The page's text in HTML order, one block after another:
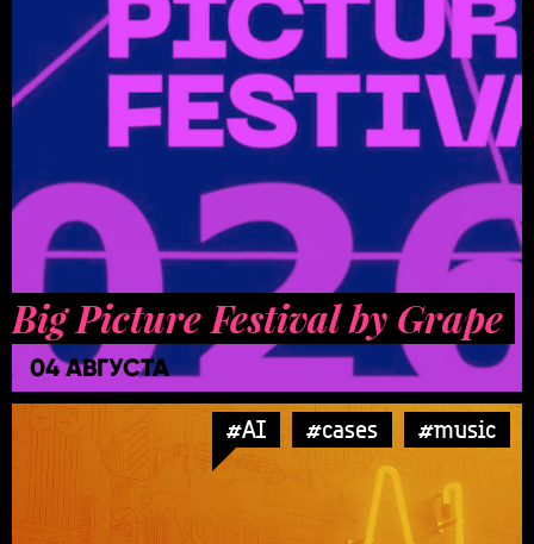
Big Picture Festival by Grape
04 АВГУСТА
#AI #cases #music